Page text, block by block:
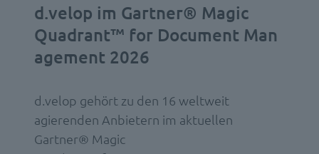
d.velop im Gartner® Magic
Quadrant™ for Document Man
agement 2026
d.velop gehört zu den 16 weltweit
agierenden Anbietern im aktuellen
Gartner® Magic